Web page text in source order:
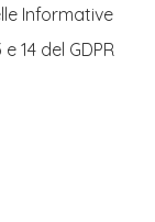
Informative
14 del GDPR